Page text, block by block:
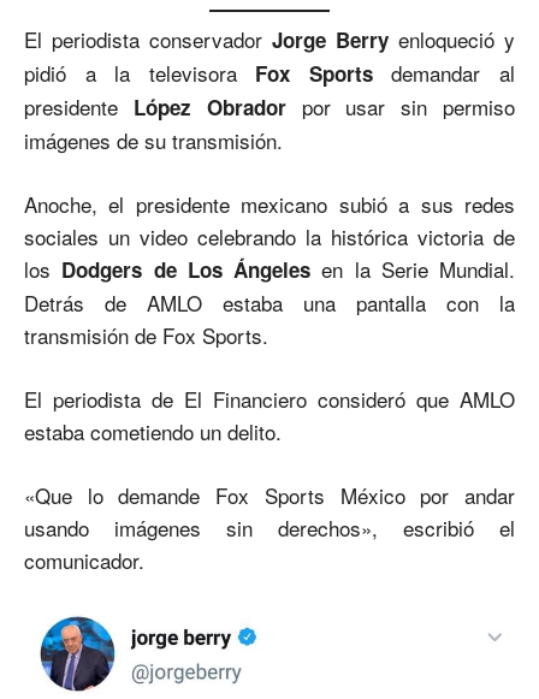
El periodista conservador Jorge Berry enloqueció y
pidió a la televisora Fox Sportsdemandar al
presidente López Obradorpor usar sin permiso
imágenes de su transmisión.
Anoche, el presidente mexicano subió a sus redes
sociales un video celebrando la histórica victoria de
los Dodgers de Los Ángeles en la Serie Mundial.
Detrás de AMLO estaba una pantalla con la
transmisión de Fox Sports.
El periodista de El Financiero consideró que AMLO
estaba cometiendo un delito.
«Que lo demande Fox Sports México por andar
usando imágenes sin derechos», escribió el
comunicador.